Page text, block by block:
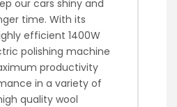
our cars shiny and
time. With its
efficient 1400W
polishing machine
productivity
in a variety of
quality wool